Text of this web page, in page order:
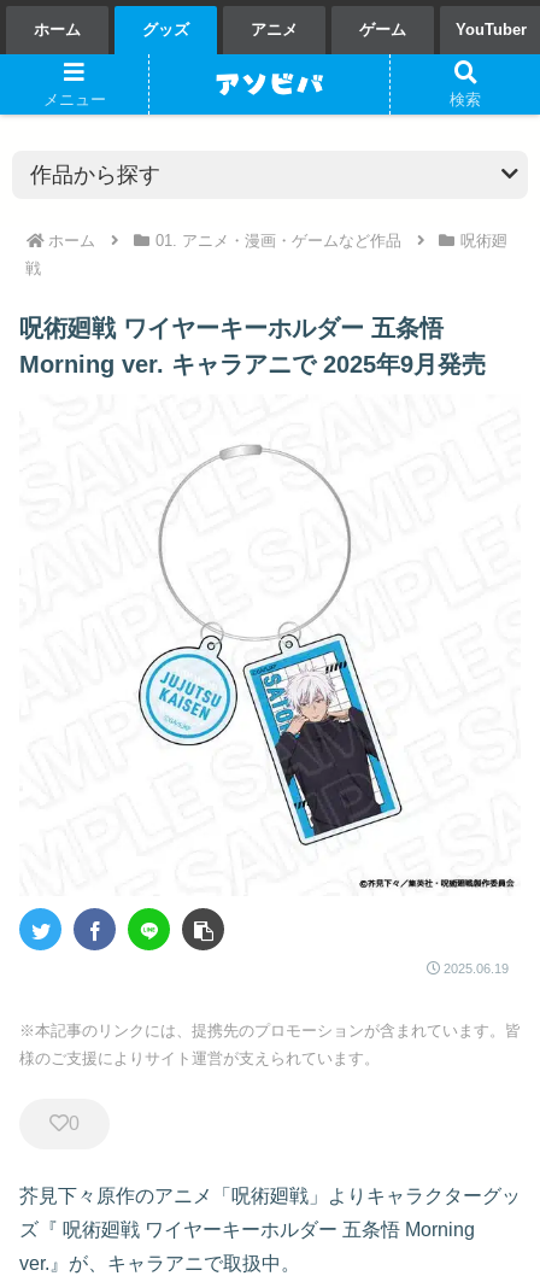
ホーム グッズ アニメ ゲーム YouTuber
ホーム 01. アニメ・漫画・ゲームなど作品
呪術廻
戦
呪術廻戦 ワイヤーキーホルダー 五条悟
Morning ver. キャラアニで 2025年9月発売
2025.06.19
※本記事のリンクには、提携先のプロモーションが含まれています。皆
様のご支援によりサイト運営が支えられています。
0
芥見下々原作のアニメ「呪術廻戦」よりキャラクターグッ
ズ『 呪術廻戦 ワイヤーキーホルダー 五条悟 Morning
ver.』が、キャラアニで取扱中。
メニュー 検索